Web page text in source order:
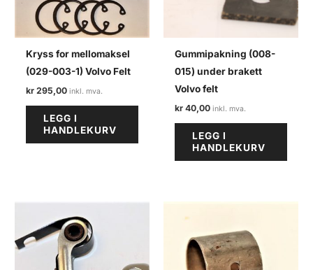
Kryss for mellomaksel
(029-003-1) Volvo Felt
kr 295,00
LEGG I
HANDLEKURV
Gummipakning (008-
015) under brakett
Volvo felt
kr 40,00
LEGG I
HANDLEKURV